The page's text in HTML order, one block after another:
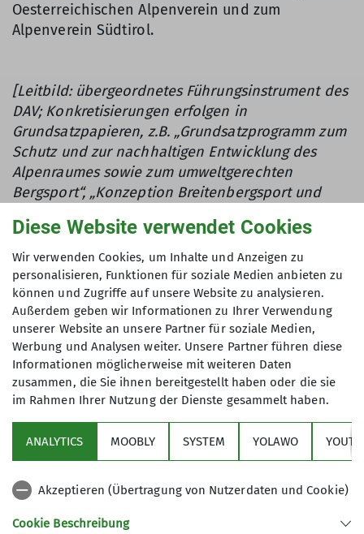
Oesterreichischen Alpenverein und zum
Alpenverein Südtirol.
[Leitbild: übergeordnetes Führungsinstrument des
DAV; Konkretisierungen erfolgen in
Grundsatzpapieren, z.B. „Grundsatzprogramm zum
Schutz und zur nachhaltigen Entwicklung des
Alpenraumes sowie zum umweltgerechten
Bergsport“, „Konzeption Breitenbergsport und
„Erziehungs- und Bildungsziele der JDAV“ sowie
Mehrjahres- und Jahresplanung]
Beschluss der DAV Hauptversammlung 2012,
Stuttgart
Sektion
Service
Diese Website verwendet Cookies
Wir verwenden Cookies, um Inhalte und Anzeigen zu
personalisieren, Funktionen für soziale Medien anbieten zu
können und Zugriffe auf unsere Website zu analysieren.
Außerdem geben wir Informationen zu Ihrer Verwendung
unserer Website an unsere Partner für soziale Medien,
Werbung und Analysen weiter. Unsere Partner führen diese
Informationen möglicherweise mit weiteren Daten
zusammen, die Sie ihnen bereitgestellt haben oder die sie
im Rahmen Ihrer Nutzung der Dienste gesammelt haben.
ANALYTICS MOOBLY SYSTEM YOLAWO
Akzeptieren (Übertragung von Nutzerdaten und Cookie)
Cookie Beschreibung